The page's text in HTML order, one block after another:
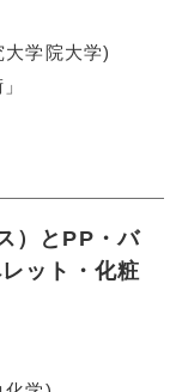
究大学院大学)
）とPP・バ
ット・化粧